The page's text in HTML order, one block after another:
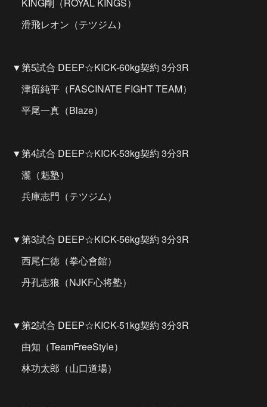
滑飛レオン（テツジム）
▼第5試合 DEEP☆KICK-60kg契約 3分3R
津留純平（FASCINATE FIGHT TEAM）
平尾一真（Blaze）
▼第4試合 DEEP☆KICK-53kg契約 3分3R
瀧（魁塾）
兵庫志門（テツジム）
▼第3試合 DEEP☆KICK-56kg契約 3分3R
西尾仁徳（拳心會館）
丹孔志狼（NJKF心将塾）
▼第2試合 DEEP☆KICK-51kg契約 3分3R
由知（TeamFreeStyle）
林功太郎（山口道場）